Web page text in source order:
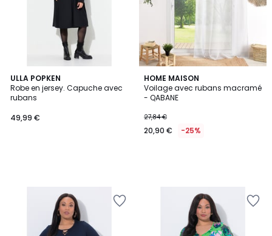
ULLA POPKEN
Robe en jersey. Capuche avec
rubans
49,99 €
HOME MAISON
Voilage avec rubans macramé
- QABANE
27,84 €
20,90 € -25%